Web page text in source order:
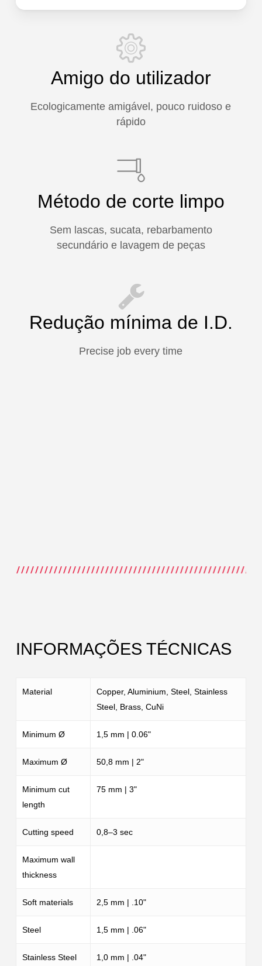
Close
Amigo do utilizador
Ecologicamente amigável, pouco ruidoso e
rápido
Método de corte limpo
Sem lascas, sucata, rebarbamento
secundário e lavagem de peças
Redução mínima de I.D.
Precise job every time
INFORMAÇÕES TÉCNICAS
Material
Copper, Aluminium, Steel, Stainless
Steel, Brass, CuNi
Minimum Ø 1,5 mm | 0.06"
Maximum Ø 50,8 mm | 2"
Minimum cut
length
75 mm | 3"
Cutting speed 0,8–3 sec
Maximum wall
thickness
Soft materials 2,5 mm | .10"
Steel 1,5 mm | .06"
Stainless Steel 1,0 mm | .04"